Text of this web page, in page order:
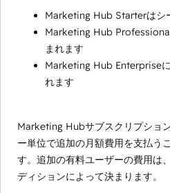
Marketing Hub Starterはシ
Marketing Hub
まれます
Marketing Hub Enterprise
れます
Marketing Hubサブスクリプショ
ー単位で追加の月額費用を支払う
す。追加の有料ユーザーの費用は
ディションによって決まります。